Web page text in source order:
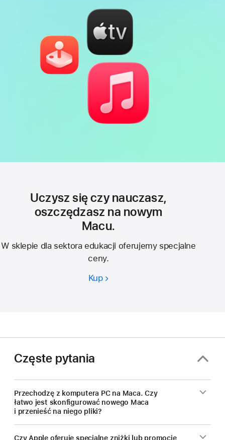
Uczysz się czy nauczasz,
oszczędzasz na nowym
Macu.
W sklepie dla sektora edukacji oferujemy specjalne
ceny.
KupUczysz
na
Częste pytania
Przechodzę z komputera PC na Maca. Czy
łatwo jest skonfigurować nowego Maca
i przenieść na niego pliki?
Czy Apple oferuje specjalne zniżki lub promocje